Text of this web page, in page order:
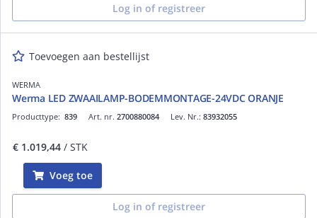
Log in of registreer
Toevoegen aan bestellijst
WERMA
Werma LED ZWAAILAMP-BODEMMONTAGE-24VDC ORANJE
Art. nr. 2700880084
Producttype: 839 Lev. Nr.: 83932055
€ 1.019,44 / STK
Voeg toe
Log in of registreer